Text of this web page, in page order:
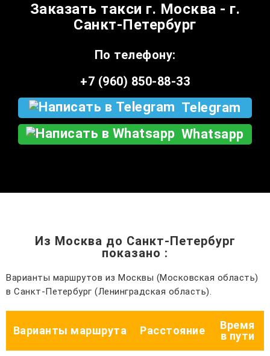
Заказать такси г. Москва - г.
Санкт-Петербург
По телефону:
+7 (960) 850-88-33
Telegram
Whatsapp
Из Москва до Санкт-Петербург
показано :
Варианты маршрутов из Москвы (Московская область)
в Санкт-Петербург (Ленинградская область).
Варианты маршрута Расстояние
Время
в пути